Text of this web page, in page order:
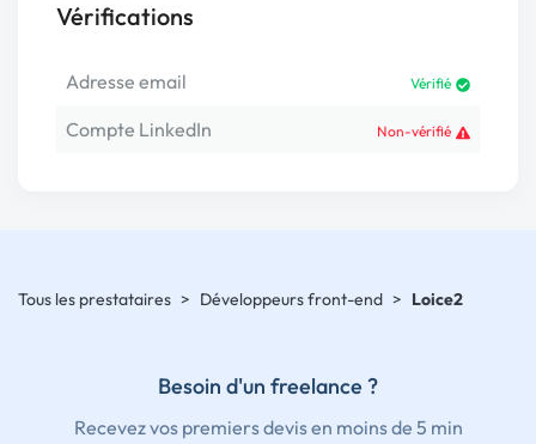
Vérifications
Adresse email Vérifié
Compte LinkedIn Non-vérifié
Tous les prestataires > Développeurs front-end > Loice2
Besoin d'un freelance ?
Recevez vos premiers devis en moins de 5 min